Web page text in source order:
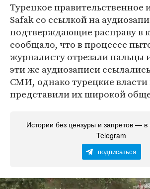
Турецкое правительственное
Safak со ссылкой на
подтверждающие расправу в
сообщало, что в процессе
журналисту отрезали пальцы
эти же аудиозаписи
СМИ, однако турецкие власти
представили их широкой
Истории без цензуры и запретов —
Telegram
подписаться